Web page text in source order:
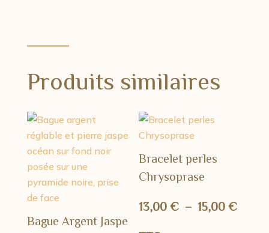
Produits similaires
Bague Argent Jaspe
Bracelet perles
Chrysoprase
13,00€ – 15,00€Plage